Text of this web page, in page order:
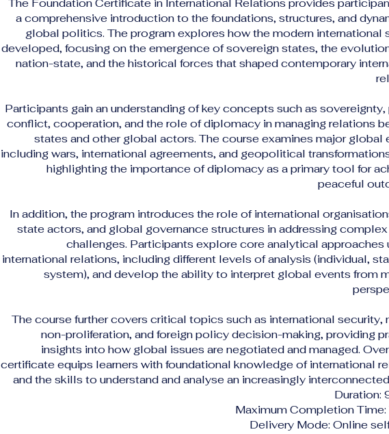
The Foundation Certificate in International Relations provides
a comprehensive introduction to the foundations, structures, and
global politics. The program explores how the modern international
developed, focusing on the emergence of sovereign states, the
nation-state, and the historical forces that shaped contemporary
Participants gain an understanding of key concepts such as sovereignty,
conflict, cooperation, and the role of diplomacy in managing relations
states and other global actors. The course examines major global
including wars, international agreements, and geopolitical
highlighting the importance of diplomacy as a primary tool for
peaceful
In addition, the program introduces the role of international
state actors, and global governance structures in addressing
challenges. Participants explore core analytical approaches
international relations, including different levels of analysis (individual,
system), and develop the ability to interpret global events from
The course further covers critical topics such as international security,
non-proliferation, and foreign policy decision-making, providing
insights into how global issues are negotiated and managed.
certificate equips learners with foundational knowledge of international
and the skills to understand and analyse an increasingly
Duration:
Maximum Completion Time:
Delivery Mode: Online